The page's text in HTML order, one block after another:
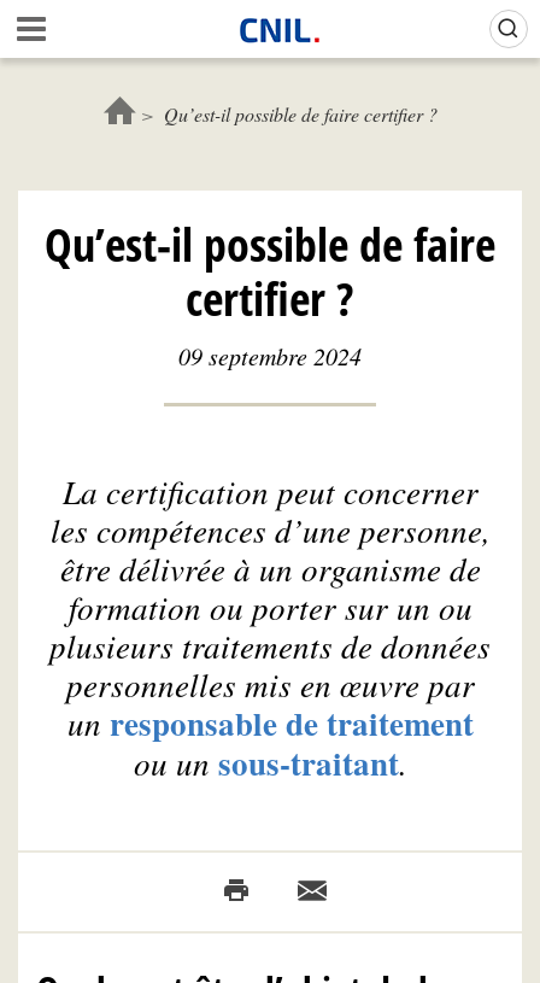
Aller
au
contenu
c
l
C
N
Qu’est-il possible de faire certifier ?
Qu’est-il possible de faire
certifier ?
09 septembre 2024
La certification peut concerner
les compétences d’une personne,
être délivrée à un organisme de
formation ou porter sur un ou
plusieurs traitements de données
personnelles mis en œuvre par
un responsable de traitement
ou un sous-traitant.
Gestion de vos préférences sur les cookies (témoins de connexion)